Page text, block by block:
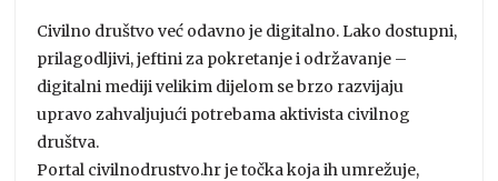
Civilno društvo već odavno je digitalno. Lako dostupni,
prilagodljivi, jeftini za pokretanje i održavanje –
digitalni mediji velikim dijelom se brzo razvijaju
upravo zahvaljujući potrebama aktivista civilnog
društva.
Portal civilnodrustvo.hr je točka koja ih umrežuje,